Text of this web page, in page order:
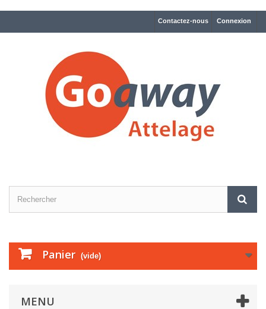
Connexion
Contactez-nous
Panier (vide)
MENU